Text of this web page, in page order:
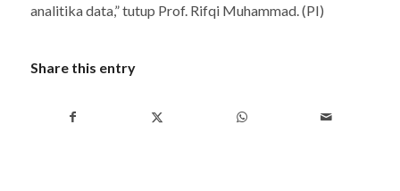
analitika data,” tutup Prof. Rifqi Muhammad. (PI)
Share this entry